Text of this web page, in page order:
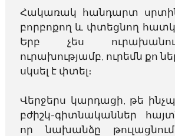
Հակառակ հանդարտ
բորբոքող և փտեցնող
Երբ չես
ուրախությամբ, ուրեմն քո
սկսել է փտել։
Վերջերս կարդացի, թե
բժիշկ-գիտնականներ
որ նախանձը